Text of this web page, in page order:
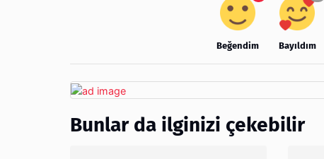
Beğendim Bayıldım
Bunlar da ilginizi çekebilir